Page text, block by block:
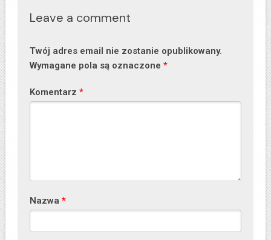
Leave a comment
Twój adres email nie zostanie opublikowany.
Wymagane pola są oznaczone *
Komentarz *
Nazwa *